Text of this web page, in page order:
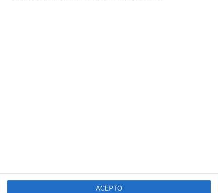
ACEPTO
Masaje Deportivo